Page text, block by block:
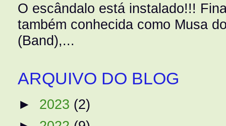
O escândalo está instalado!!!
também conhecida como Musa
(Band),...
ARQUIVO DO BLOG
► 2023 (2)